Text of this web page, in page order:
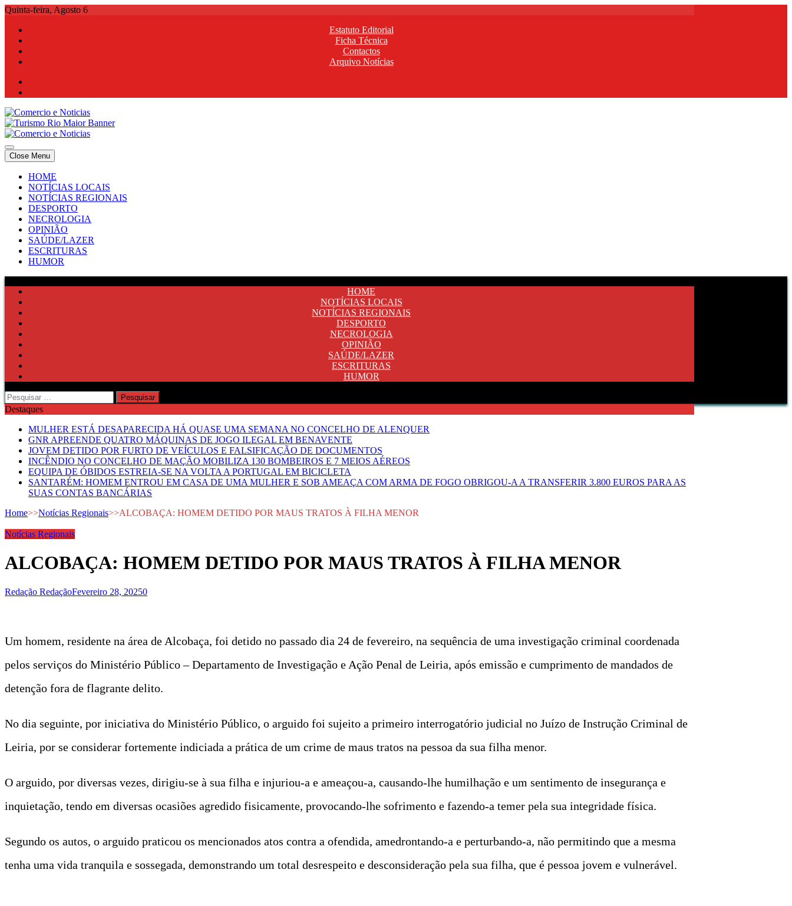
Skip
content
Quinta-feira, Agosto 6
Estatuto Editorial
Ficha Técnica
Contactos
Arquivo Notícias
Comercio e Noticias
Notícias e Publicidade Online
Comercio e Noticias
Notícias e Publicidade Online
Close Menu
HOME
NOTÍCIAS LOCAIS
NOTÍCIAS REGIONAIS
DESPORTO
NECROLOGIA
OPINIÃO
SAÚDE/LAZER
ESCRITURAS
HUMOR
HOME
NOTÍCIAS LOCAIS
NOTÍCIAS REGIONAIS
DESPORTO
NECROLOGIA
OPINIÃO
SAÚDE/LAZER
ESCRITURAS
HUMOR
Pesquisar
por:
Destaques
MULHER ESTÁ DESAPARECIDA HÁ QUASE UMA SEMANA NO CONCELHO DE ALENQUER
GNR APREENDE QUATRO MÁQUINAS DE JOGO ILEGAL EM BENAVENTE
JOVEM DETIDO POR FURTO DE VEÍCULOS E FALSIFICAÇÃO DE DOCUMENTOS
INCÊNDIO NO CONCELHO DE MAÇÃO MOBILIZA 130 BOMBEIROS E 7 MEIOS AÉREOS
EQUIPA DE ÓBIDOS ESTREIA-SE NA VOLTA A PORTUGAL EM BICICLETA
SANTARÉM: HOMEM ENTROU EM CASA DE UMA MULHER E SOB AMEAÇA COM ARMA DE FOGO OBRIGOU-A A TRANSFERIR 3.800 EUROS PARA AS
SUAS CONTAS BANCÁRIAS
Home>>Notícias Regionais>>ALCOBAÇA: HOMEM DETIDO POR MAUS TRATOS À FILHA MENOR
Notícias Regionais
ALCOBAÇA: HOMEM DETIDO POR MAUS TRATOS À FILHA MENOR
Redação RedaçãoFevereiro 28, 20250
Um homem, residente na área de Alcobaça, foi detido no passado dia 24 de fevereiro, na sequência de uma investigação criminal coordenada
pelos serviços do Ministério Público – Departamento de Investigação e Ação Penal de Leiria, após emissão e cumprimento de mandados de
detenção fora de flagrante delito.
No dia seguinte, por iniciativa do Ministério Público, o arguido foi sujeito a primeiro interrogatório judicial no Juízo de Instrução Criminal de
Leiria, por se considerar fortemente indiciada a prática de um crime de maus tratos na pessoa da sua filha menor.
O arguido, por diversas vezes, dirigiu-se à sua filha e injuriou-a e ameaçou-a, causando-lhe humilhação e um sentimento de insegurança e
inquietação, tendo em diversas ocasiões agredido fisicamente, provocando-lhe sofrimento e fazendo-a temer pela sua integridade física.
Segundo os autos, o arguido praticou os mencionados atos contra a ofendida, amedrontando-a e perturbando-a, não permitindo que a mesma
tenha uma vida tranquila e sossegada, demonstrando um total desrespeito e desconsideração pela sua filha, que é pessoa jovem e vulnerável.